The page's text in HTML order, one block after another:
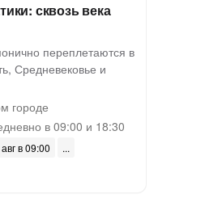
сквозь века
переплетаются в
Средневековье и
городе
в 09:00 и 18:30
в 09:00